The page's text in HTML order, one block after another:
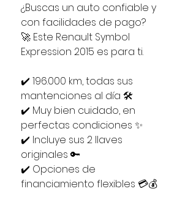
¿Buscas un auto confiable y
con facilidades de pago?
🚀 Este Renault Symbol
Expression 2015 es para ti.
✔️ 196.000 km, todas sus
mantenciones al día 🛠️
✔️ Muy bien cuidado, en
perfectas condiciones ✨
✔️ Incluye sus 2 llaves
originales 🔑
✔️ Opciones de
financiamiento flexibles 💳💰